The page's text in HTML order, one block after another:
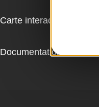
Carte interactive
Documentation